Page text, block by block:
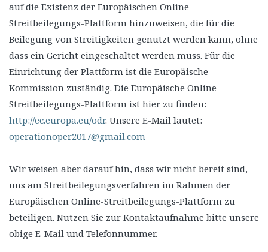
auf die Existenz der Europäischen Online-
Streitbeilegungs-Plattform hinzuweisen, die für die
Beilegung von Streitigkeiten genutzt werden kann, ohne
dass ein Gericht eingeschaltet werden muss. Für die
Einrichtung der Plattform ist die Europäische
Kommission zuständig. Die Europäische Online-
Streitbeilegungs-Plattform ist hier zu finden:
http://ec.europa.eu/odr. Unsere E-Mail lautet:
operationoper2017@gmail.com
Wir weisen aber darauf hin, dass wir nicht bereit sind,
uns am Streitbeilegungsverfahren im Rahmen der
Europäischen Online-Streitbeilegungs-Plattform zu
beteiligen. Nutzen Sie zur Kontaktaufnahme bitte unsere
obige E-Mail und Telefonnummer.